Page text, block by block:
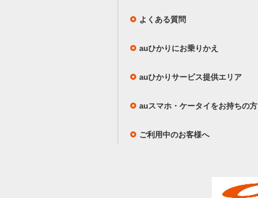
よくある質問
auひかりにお乗りかえ
auひかりサービス提供エリア
auスマホ・ケータイをお持ちの方
ご利用中のお客様へ